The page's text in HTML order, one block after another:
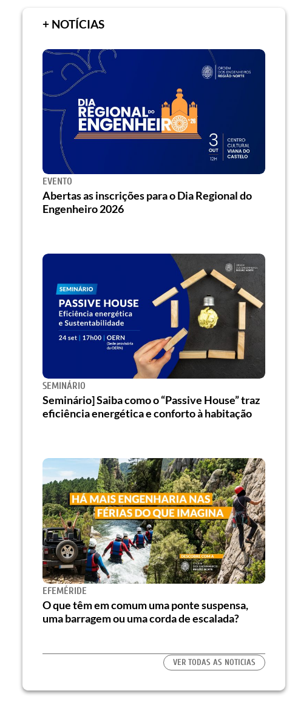
+ NOTÍCIAS
EVENTO
Abertas as inscrições para o Dia Regional do
Engenheiro 2026
SEMINÁRIO
Seminário] Saiba como o “Passive House” traz
eficiência energética e conforto à habitação
EFEMÉRIDE
O que têm em comum uma ponte suspensa,
uma barragem ou uma corda de escalada?
VER TODAS AS NOTICIAS